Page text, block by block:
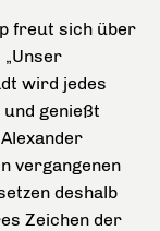
freut sich über
wird jedes
genießt
vergangenen
deshalb
Zeichen der